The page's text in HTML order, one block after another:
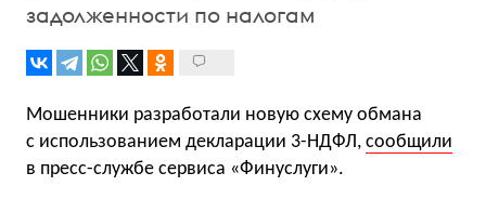
задолженности по налогам
Мошенники разработали новую схему обмана
с использованием декларации 3-НДФЛ, сообщили
в пресс-службе сервиса «Финуслуги».